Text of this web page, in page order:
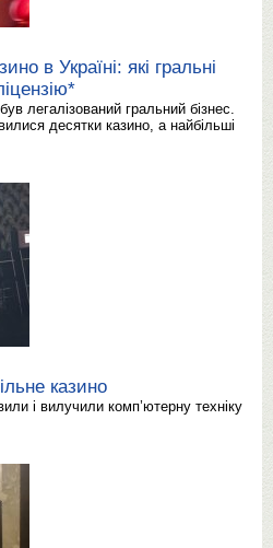
в Україні: які гральні
легалізований гральний бізнес.
десятки казино, а найбільші
казино
і вилучили комп’ютерну техніку